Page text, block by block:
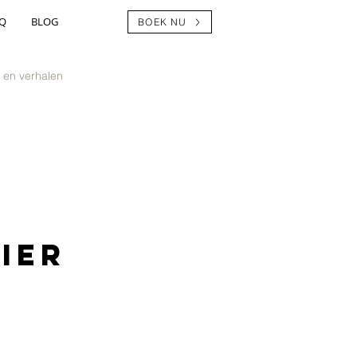
BLOG BOEK NU
verhalen